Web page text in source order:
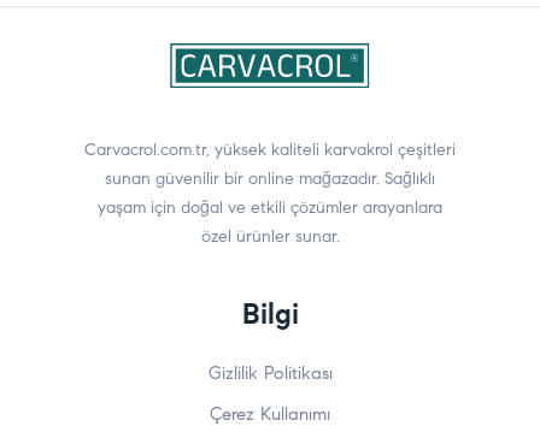
Carvacrol.com.tr, yüksek kaliteli karvakrol çeşitleri
sunan güvenilir bir online mağazadır. Sağlıklı
yaşam için doğal ve etkili çözümler arayanlara
özel ürünler sunar.
Bilgi
Gizlilik Politikası
Çerez Kullanımı